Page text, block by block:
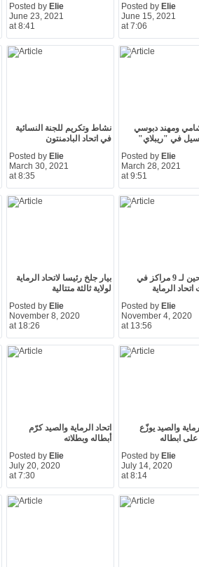
Posted by Elie
June 23, 2021
at 8:41
Posted by Elie
June 15, 2021
at 7:06
نشاط وتكريم للجنة النسائية
في اتحاد البادمنتون
Posted by Elie
March 30, 2021
at 8:35
ومهند دبوسي
في "ريبلاي"
Posted by Elie
March 28, 2021
at 9:51
بيار جلخ رئيسا لاتحاد الرماية
لولاية ثالثة متتالية
Posted by Elie
November 8, 2020
at 18:26
9 مرشحين لـ 9 مراكز في
اتحاد الرماية
Posted by Elie
November 4, 2020
at 13:56
اتحاد الرماية والصيد كرّم
أبطاله وبطلاته
Posted by Elie
July 20, 2020
at 7:30
والصيد يوزّع
على ابطاله
Posted by Elie
July 14, 2020
at 8:14